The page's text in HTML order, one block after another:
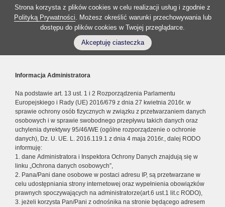
Strona korzysta z plików cookies w celu realizacji usług i zgodnie z
Polityką Prywatności. Możesz określić warunki przechowywania lub
dostępu do plików cookies w Twojej przeglądarce.
Akceptuję ciasteczka
Informacja Administratora
Na podstawie art. 13 ust. 1 i 2 Rozporządzenia Parlamentu
Europejskiego i Rady (UE) 2016/679 z dnia 27 kwietnia 2016r. w
sprawie ochrony osób fizycznych w związku z przetwarzaniem danych
osobowych i w sprawie swobodnego przepływu takich danych oraz
uchylenia dyrektywy 95/46/WE (ogólne rozporządzenie o ochronie
danych), Dz. U. UE. L. 2016.119.1 z dnia 4 maja 2016r., dalej RODO
informuję:
1. dane Administratora i Inspektora Ochrony Danych znajdują się w
linku „Ochrona danych osobowych”,
2. Pana/Pani dane osobowe w postaci adresu IP, są przetwarzane w
celu udostępniania strony internetowej oraz wypełnienia obowiązków
prawnych spoczywających na administratorze(art.6 ust.1 lit.c RODO),
3. jeżeli korzysta Pan/Pani z odnośnika na stronie będącego adresem